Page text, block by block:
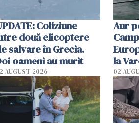
Coliziune
două elicoptere
salvare în Grecia.
oameni au murit
AUGUST 2026
Aur
la
02